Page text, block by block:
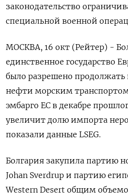
законодательство
специальной военной
МОСКВА, 16 окт (Рейтер) -
единственное государство
было разрешено
нефти морским
эмбарго ЕС в декабре
увеличит долю импорта
показали данные LSEG.
Болгария закупила партию
Johan Sverdrup и партию
Western Desert общим